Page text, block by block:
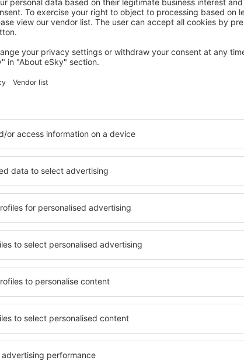
Vedeți mai multe hoteluri în Lamont
în Lamont, astfel încât
sale. Preferați
sau preferați hoteluri
nostru puteți rezerva
Selectați destinația şi
de plată și opțiunile
atât aproape de
mai departe de
o vacanță lungă sau
doriţi să vizitaţi şi alte
vi se potriveşte și
sau călătorie de
Lamont –
O varietate de servicii
elementele cheie ale
bune hoteluri din
pentru servicii și o
cazare cu standarde
apropiere de
parcarea gratuită și
să corespundă perfect
standarde ȋnalte să
precum spa și fitness,
cazare în Lamont este
persoane aflate în
companii care doresc
Ce fel de